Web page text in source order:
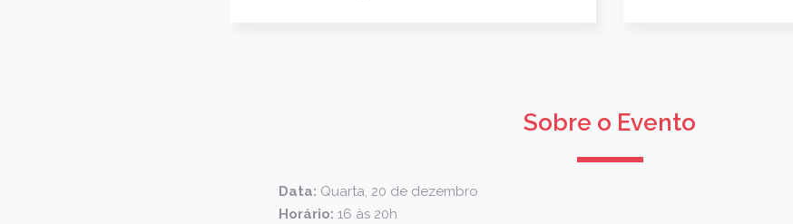
Sobre o Evento
Data: Quarta, 20 de dezembro
Horário: 16 às 20h